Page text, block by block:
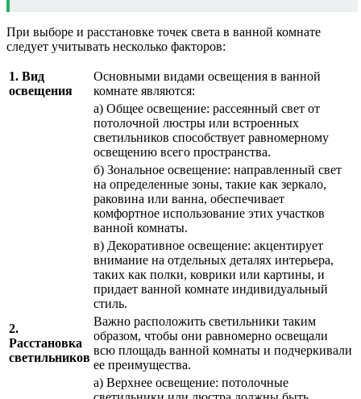
При выборе и расстановке точек света в ванной комнате
следует учитывать несколько факторов:
1. Вид
освещения
Основными видами освещения в ванной
комнате являются:
а) Общее освещение: рассеянный свет от
потолочной люстры или встроенных
светильников способствует равномерному
освещению всего пространства.
б) Зональное освещение: направленный свет
на определенные зоны, такие как зеркало,
раковина или ванна, обеспечивает
комфортное использование этих участков
ванной комнаты.
в) Декоративное освещение: акцентирует
внимание на отдельных деталях интерьера,
таких как полки, коврики или картины, и
придает ванной комнате индивидуальный
стиль.
2.
Расстановка
светильников
Важно расположить светильники таким
образом, чтобы они равномерно освещали
всю площадь ванной комнаты и подчеркивали
ее преимущества.
а) Верхнее освещение: потолочные